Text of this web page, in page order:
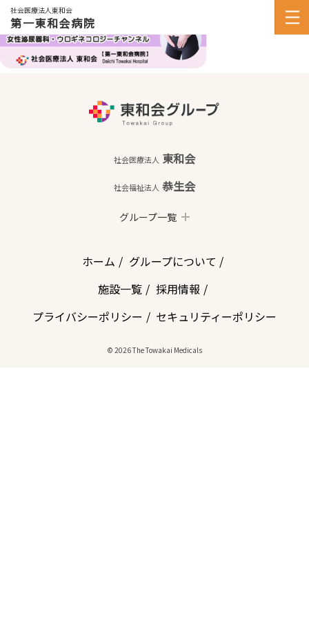
社会医療法人東和会
第一東和会病院
社会医療法人 東和会
社会福祉法人 恭生会
グループ一覧
ホーム
グループについて
施設一覧
採用情報
プライバシーポリシー
セキュリティーポリシー
© 2026 The Towakai Medicals